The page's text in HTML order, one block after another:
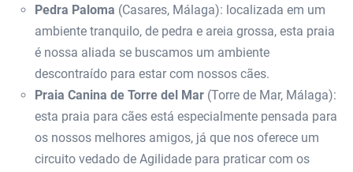
Pedra Paloma (Casares, Málaga): localizada em um
ambiente tranquilo, de pedra e areia grossa, esta praia
é nossa aliada se buscamos um ambiente
descontraído para estar com nossos cães.
Praia Canina de Torre del Mar (Torre de Mar, Málaga):
esta praia para cães está especialmente pensada para
os nossos melhores amigos, já que nos oferece um
circuito vedado de Agilidade para praticar com os